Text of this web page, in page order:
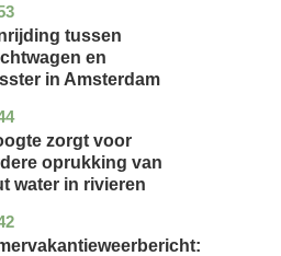
tussen
en
in Amsterdam
zorgt voor
oprukking van
water in rivieren